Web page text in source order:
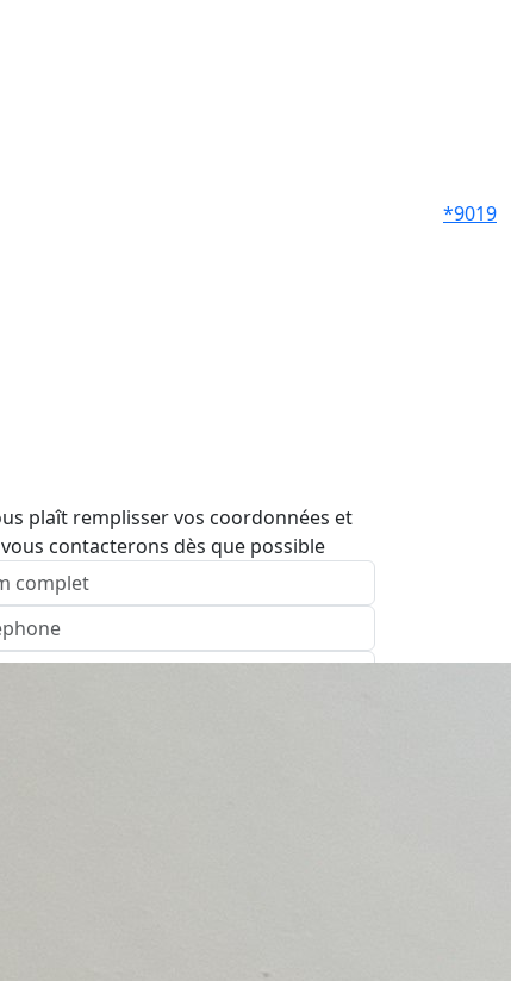
*9019
plaît remplisser vos coordonnées et
contacterons dès que possible